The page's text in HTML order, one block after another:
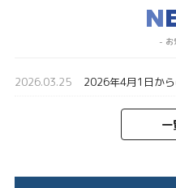
N
- お
2026.03.25 2026年4月1日か
一